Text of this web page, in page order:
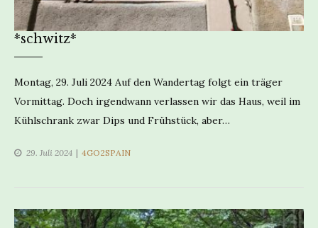
*schwitz*
Montag, 29. Juli 2024 Auf den Wandertag folgt ein träger
Vormittag. Doch irgendwann verlassen wir das Haus, weil im
Kühlschrank zwar Dips und Frühstück, aber…
29. Juli 2024 CATEGORIES
4GO2SPAIN